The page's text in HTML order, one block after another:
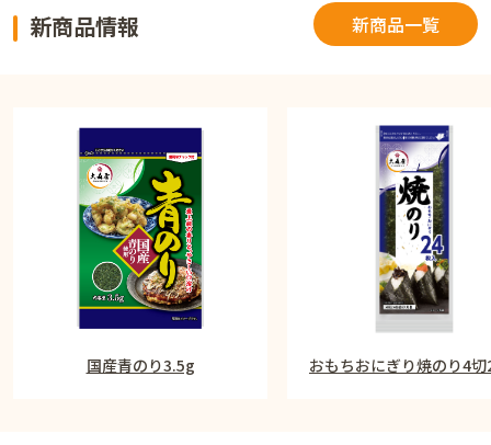
新商品情報
国産青のり3.5g おもちおにぎり焼のり4
新商品一覧